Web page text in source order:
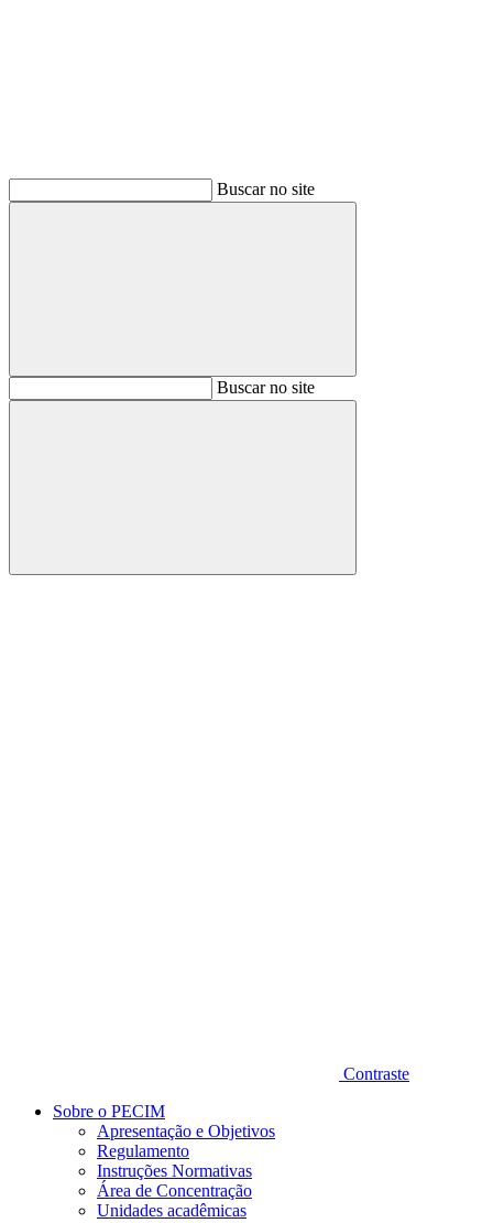
Buscar no site
BuscarBuscar no site
Buscar
Contraste
Sobre o PECIM
Apresentação e Objetivos
Regulamento
Instruções Normativas
Área de Concentração
Unidades acadêmicas